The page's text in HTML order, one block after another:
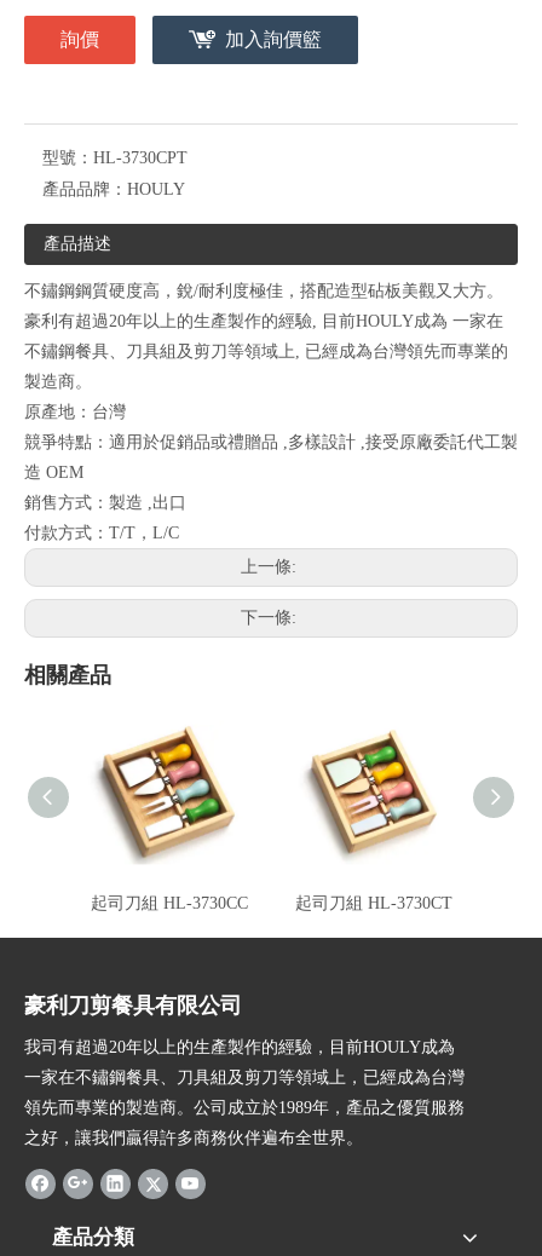
詢價 加入詢價籃
型號： HL-3730CPT
產品品牌： HOULY
產品描述
不鏽鋼鋼質硬度高，銳/耐利度極佳，搭配造型砧板美觀又大方。
豪利有超過20年以上的生產製作的經驗, 目前HOULY成為 一家在
不鏽鋼餐具、刀具組及剪刀等領域上, 已經成為台灣領先而專業的
製造商。
原產地：台灣
競爭特點：適用於促銷品或禮贈品 ,多樣設計 ,接受原廠委託代工製
造 OEM
銷售方式：製造 ,出口
付款方式：T/T，L/C
上一條:
下一條:
相關產品
起司刀組 HL-3730CC 起司刀組 HL-3730CT
豪利刀剪餐具有限公司
我司有超過20年以上的生產製作的經驗，目前HOULY成為
一家在不鏽鋼餐具、刀具組及剪刀等領域上，已經成為台灣
領先而專業的製造商。公司成立於1989年，產品之優質服務
之好，讓我們贏得許多商務伙伴遍布全世界。
產品分類